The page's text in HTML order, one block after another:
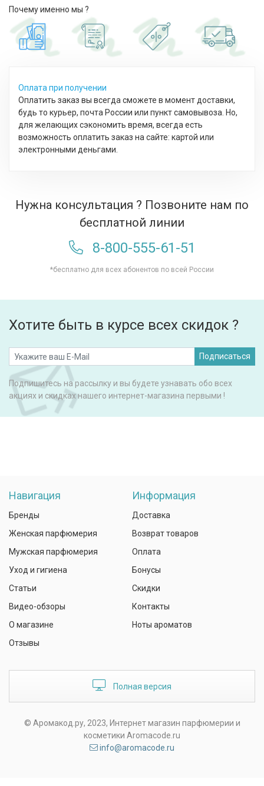
Почему именно мы ?
Оплата при получении
Оплатить заказ вы всегда сможете в момент доставки,
будь то курьер, почта России или пункт самовывоза. Но,
для желающих сэкономить время, всегда есть
возможность оплатить заказ на сайте: картой или
электронными деньгами.
Нужна консультация ? Позвоните нам по
бесплатной линии
8-800-555-61-51
*бесплатно для всех абонентов по всей России
Хотите быть в курсе всех скидок ?
Подписаться
Подпишитесь на рассылку и вы будете узнавать обо всех
акциях и скидках нашего интернет-магазина первыми !
Навигация
Бренды
Женская парфюмерия
Мужская парфюмерия
Уход и гигиена
Статьи
Видео-обзоры
О магазине
Отзывы
Информация
Доставка
Возврат товаров
Оплата
Бонусы
Скидки
Контакты
Ноты ароматов
Полная версия
© Аромакод.ру, 2023, Интернет магазин парфюмерии и
косметики Aromacode.ru
info@aromacode.ru